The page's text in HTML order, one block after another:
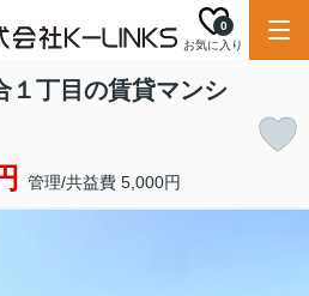
お気に入り
0
１丁目の賃貸マンシ
管理/共益費 5,000円